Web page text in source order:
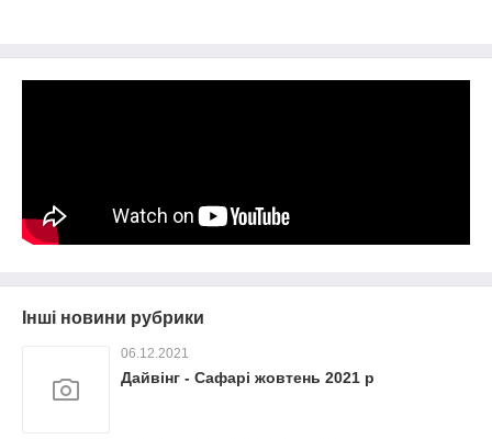
Інші новини рубрики
06.12.2021
Дайвінг - Сафарі жовтень 2021 р